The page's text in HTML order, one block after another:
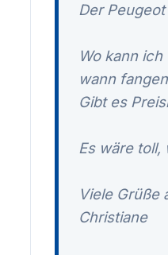
Der
Wo kann
wann
Gibt es
Es wäre
Viele Grüße
Christiane